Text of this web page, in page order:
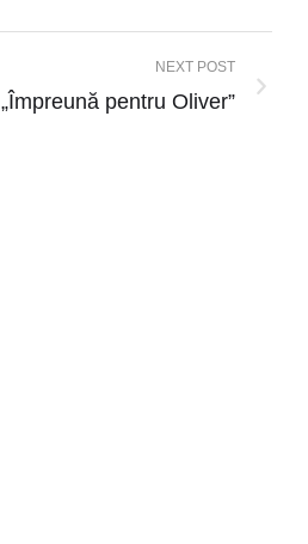
NEXT POST
„Împreună pentru Oliver”